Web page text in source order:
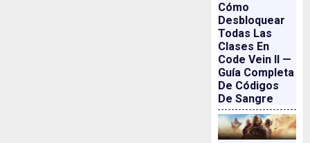
Cómo
Desbloquear
Todas Las
Clases En
Code Vein II —
Guía Completa
De Códigos
De Sangre